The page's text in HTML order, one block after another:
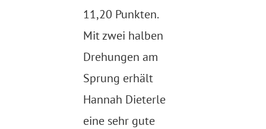
11,20 Punkten.
Mit zwei halben
Drehungen am
Sprung erhält
Hannah Dieterle
eine sehr gute